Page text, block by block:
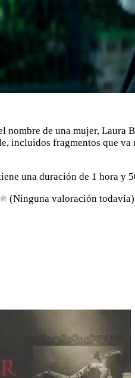
de una mujer, Laura
incluidos fragmentos que
una duración de 1 hora
(Ninguna valoración todavía)